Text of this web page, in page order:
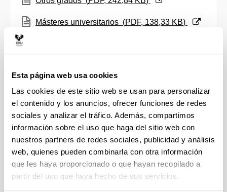
Esta página web usa cookies
Las cookies de este sitio web se usan para personalizar
el contenido y los anuncios, ofrecer funciones de redes
sociales y analizar el tráfico. Además, compartimos
información sobre el uso que haga del sitio web con
nuestros partners de redes sociales, publicidad y análisis
web, quienes pueden combinarla con otra información
que les haya proporcionado o que hayan recopilado a
partir del uso que haya hecho de sus servicios.
(Abre una nueva ventana)
Másteres universitarios (PDF, 138,33 KB)
OTRAS ENSEÑANZAS OFICIALES
129,45KB )
Normativa de Reconocimiento y Transferencia de
Créditos en Estudios de Grado
La experiencia laboral y profesional acreditada
puede ser también reconocida en forma de créditos
que computarán a efectos de la obtención del título
oficial, siempre que dicha experiencia esté